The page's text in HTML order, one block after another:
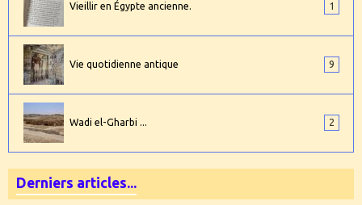
Vieillir en Égypte ancienne. 1
Vie quotidienne antique 9
Wadi el-Gharbi ... 2
Derniers articles...